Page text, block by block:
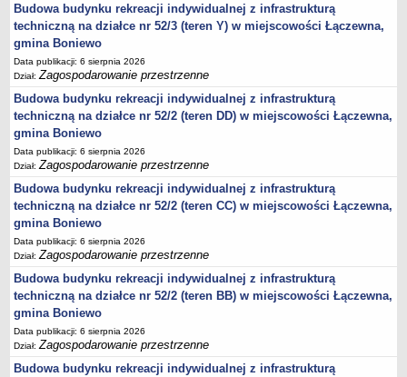
Wójt
Jednostki organizacyjne
jednostki pomocnicze /sołectwa Gminy Boniewo/
Gminne Instytucje Kultury
Nabór pracowników na stanowiska pracy
Deklaracja dostępności strony internetowej Urzędu Gminy Boniewo
RODO
REJESTRY
Rejestry i ewidencje
Rejestr działalności regulowanej
Ewidencja udzielonych i cofniętych zezwoleń na prowadzenie
Zbiorowego Zaopatrzenia w Wodę i Zbiorowego Odprowadzania
Ścieków
Rejestr Instytucji Kultury
Zestawienie przedsiębiorców w zakresie opróżniania zbiorników
bezodpływowych lub osadników
AKTUALNOŚCI GMINY BONIEWO
Budowa budynku rekreacji indywidualnej z infrastrukturą
techniczną na działce nr 52/3 (teren Y) w miejscowości Łączewna,
gmina Boniewo
Data publikacji: 6 sierpnia 2026
Dział:Zagospodarowanie przestrzenne
Budowa budynku rekreacji indywidualnej z infrastrukturą
techniczną na działce nr 52/2 (teren DD) w miejscowości Łączewna,
gmina Boniewo
Data publikacji: 6 sierpnia 2026
Dział:Zagospodarowanie przestrzenne
Budowa budynku rekreacji indywidualnej z infrastrukturą
techniczną na działce nr 52/2 (teren CC) w miejscowości Łączewna,
gmina Boniewo
Data publikacji: 6 sierpnia 2026
Dział:Zagospodarowanie przestrzenne
Budowa budynku rekreacji indywidualnej z infrastrukturą
techniczną na działce nr 52/2 (teren BB) w miejscowości Łączewna,
gmina Boniewo
Data publikacji: 6 sierpnia 2026
Dział:Zagospodarowanie przestrzenne
Budowa budynku rekreacji indywidualnej z infrastrukturą